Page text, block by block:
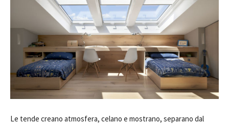
Le tende creano atmosfera, celano e mostrano, separano dal